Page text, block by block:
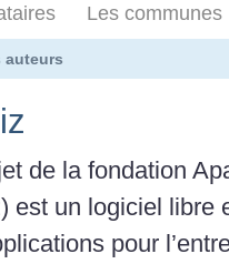
Les communes
auteurs
de la fondation
est un logiciel libre
pour